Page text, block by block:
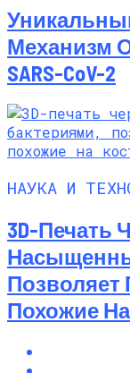
Механизм
SARS-CoV-2
НАУКА И
3D-Печать
Позволяет
Похожие